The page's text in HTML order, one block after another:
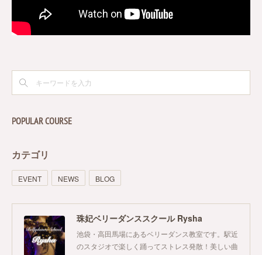
POPULAR COURSE
カテゴリ
EVENT NEWS BLOG
珠妃ベリーダンススクール Rysha
池袋・高田馬場にあるベリーダンス教室です。駅近
のスタジオで楽しく踊ってストレス発散！美しい曲